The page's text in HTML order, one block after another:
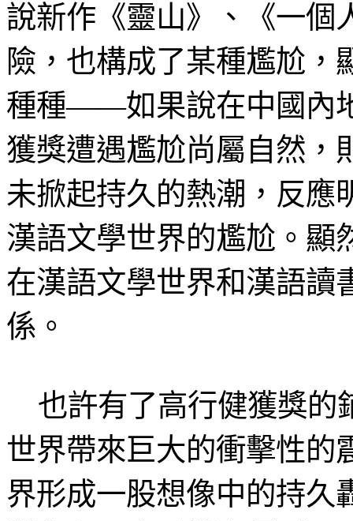
說新作《靈山》、《一個
險，也構成了某種尷尬，
種種——如果說在中國內
獲獎遭遇尷尬尚屬自然，
未掀起持久的熱潮，反應
漢語文學世界的尷尬。顯
在漢語文學世界和漢語讀
係。
也許有了高行健獲獎的
世界帶來巨大的衝擊性的
界形成一股想像中的持久